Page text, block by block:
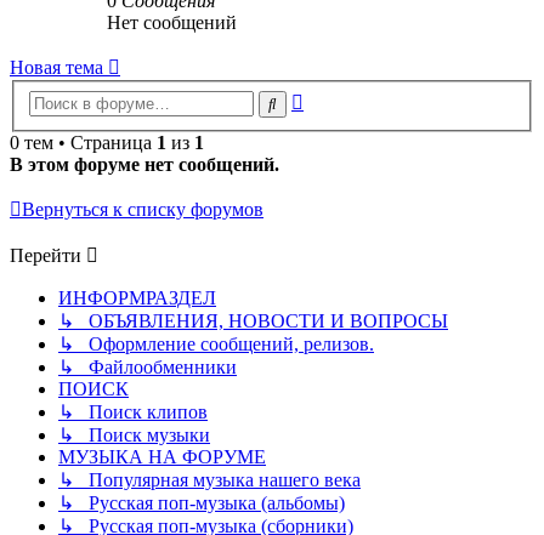
Нет сообщений
Новая тема
Поиск
0 тем • Страница 1 из 1
В этом форуме нет сообщений.
Вернуться к списку форумов
Перейти
ИНФОРМРАЗДЕЛ
↳ ОБЪЯВЛЕНИЯ, НОВОСТИ И ВОПРОСЫ
↳ Оформление сообщений, релизов.
↳ Файлообменники
ПОИСК
↳ Поиск клипов
↳ Поиск музыки
МУЗЫКА НА ФОРУМЕ
↳ Популярная музыка нашего века
↳ Русская поп-музыка (альбомы)
↳ Русская поп-музыка (сборники)